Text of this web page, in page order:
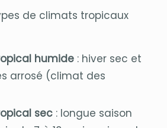
de climats tropicaux
humide : hiver sec et
arrosé (climat des
sec : longue saison